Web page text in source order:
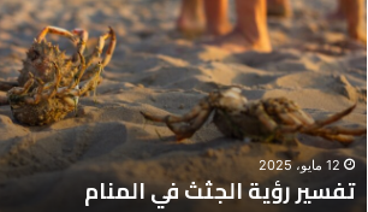
الجثث
في
المنام
12 مايو، 2025
تفسير رؤية الجثث في المنام